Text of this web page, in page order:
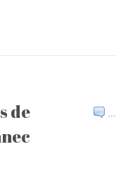
…
de